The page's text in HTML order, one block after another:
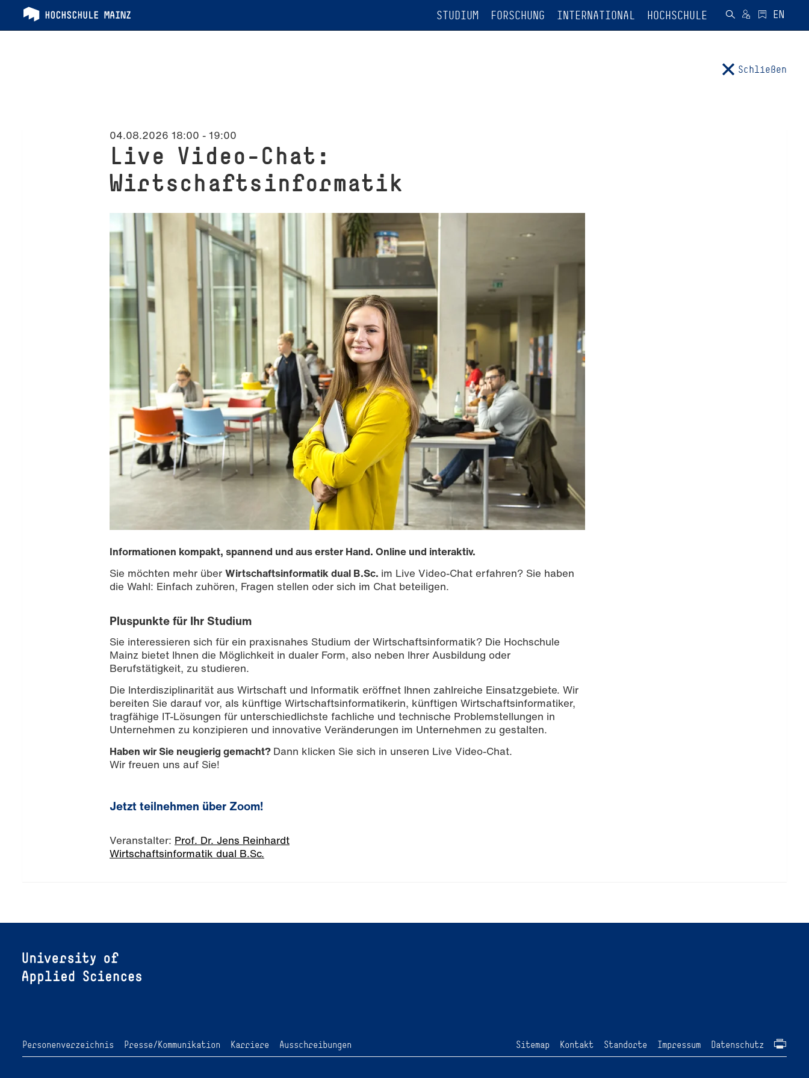
STUDIUM FORSCHUNG INTERNATIONAL HOCHSCHULE
Schließen
04.08.2026 18:00 - 19:00
Live Video-Chat:
Wirtschaftsinformatik
Bild: Sitthiphong /iStockphoto
Informationen kompakt, spannend und aus erster Hand. Online und interaktiv.
Sie möchten mehr über Wirtschaftsinformatik dual B.Sc. im Live Video-Chat erfahren? Sie haben
die Wahl: Einfach zuhören, Fragen stellen oder sich im Chat beteiligen.
Pluspunkte für Ihr Studium
Sie interessieren sich für ein praxisnahes Studium der Wirtschaftsinformatik? Die Hochschule
Mainz bietet Ihnen die Möglichkeit in dualer Form, also neben Ihrer Ausbildung oder
Berufstätigkeit, zu studieren.
Die Interdisziplinarität aus Wirtschaft und Informatik eröffnet Ihnen zahlreiche Einsatzgebiete. Wir
bereiten Sie darauf vor, als künftige Wirtschaftsinformatikerin, künftigen Wirtschaftsinformatiker,
tragfähige IT-Lösungen für unterschiedlichste fachliche und technische Problemstellungen in
Unternehmen zu konzipieren und innovative Veränderungen im Unternehmen zu gestalten.
Haben wir Sie neugierig gemacht? Dann klicken Sie sich in unseren Live Video-Chat.
Wir freuen uns auf Sie!
Jetzt teilnehmen über Zoom!
Veranstalter: Prof. Dr. Jens Reinhardt
Wirtschaftsinformatik dual B.Sc.
Personenverzeichnis Presse/Kommunikation Karriere Ausschreibungen Sitemap Kontakt Standorte Impressum Datenschutz